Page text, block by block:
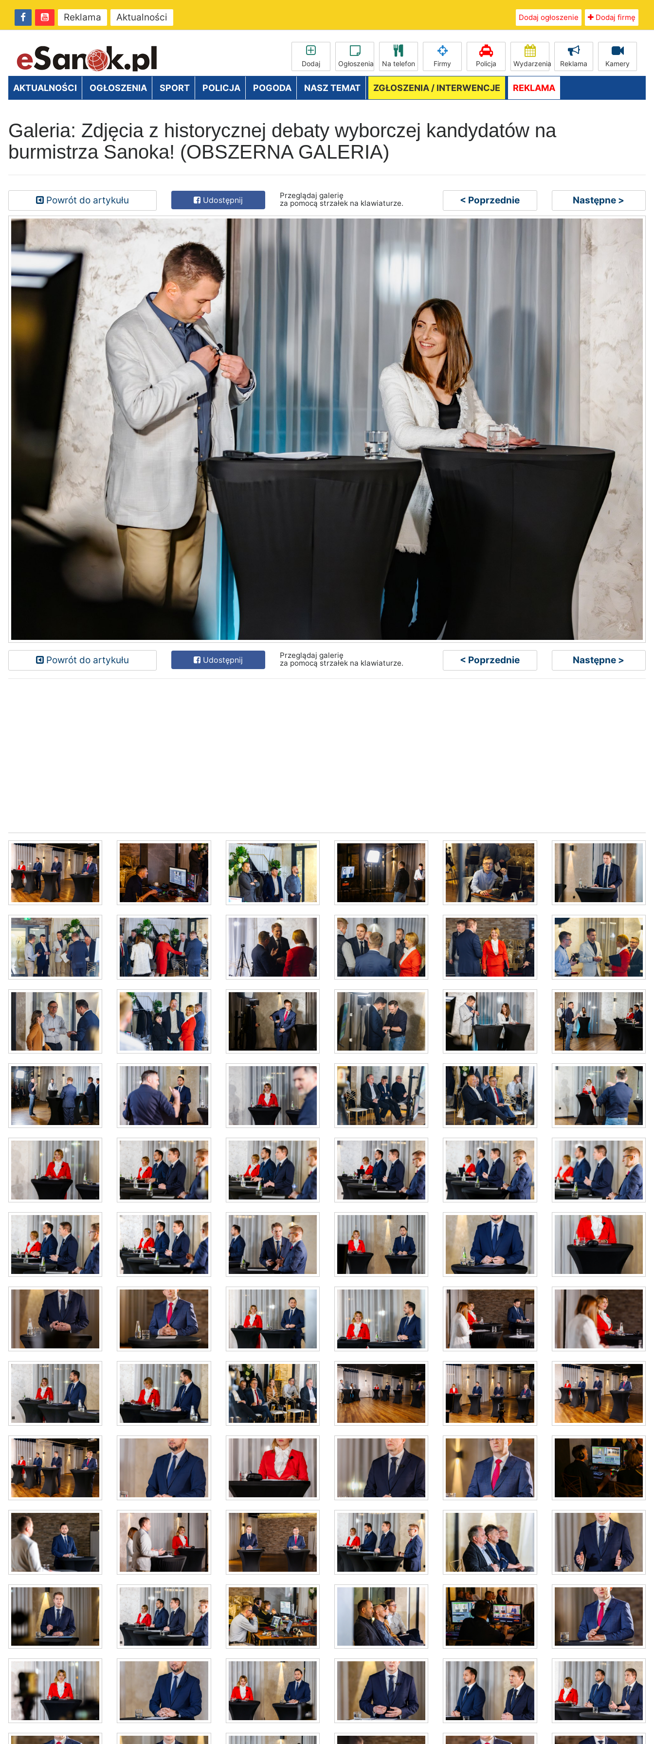
Reklama Aktualności Dodaj ogłoszenie Dodaj firmę
Dodaj Ogłoszenia Na telefon Firmy Policja Wydarzenia Reklama Kamery
AKTUALNOŚCI OGŁOSZENIA SPORT POLICJA POGODA NASZ TEMAT ZGŁOSZENIA / INTERWENCJE REKLAMA
Galeria: Zdjęcia z historycznej debaty wyborczej kandydatów na
burmistrza Sanoka! (OBSZERNA GALERIA)
Powrót do artykułu Udostępnij
Przeglądaj galerię
za pomocą strzałek na klawiaturze.
< Poprzednie Następne >
Powrót do artykułu Udostępnij
Przeglądaj galerię
za pomocą strzałek na klawiaturze.
< Poprzednie Następne >